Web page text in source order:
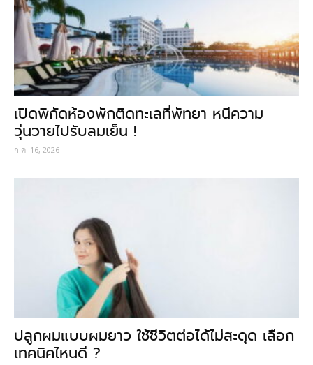
เปิดพิกัดห้องพักติดทะเลที่พัทยา หนีความ
วุ่นวายไปรับลมเย็น !
ก.ค. 16, 2026
ปลูกผมแบบผมยาว ใช้ชีวิตต่อได้ไม่สะดุด เลือก
เทคนิคไหนดี ?